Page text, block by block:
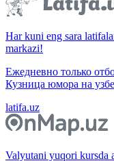
Har kuni eng sara
markazi!
Ежедневно только
Кузница юмора на
latifa.uz
Valyutani yuqori kursda